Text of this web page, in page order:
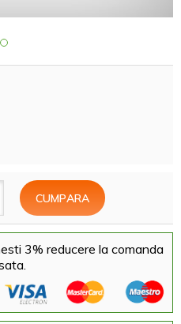
3% reducere la comanda